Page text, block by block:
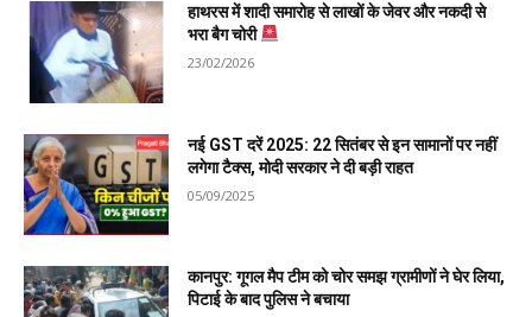
हाथरस में शादी समारोह से लाखों के जेवर और नकदी से
भरा बैग चोरी
23/02/2026
नई GST दरें 2025: 22 सितंबर से इन सामानों पर नहीं
लगेगा टैक्स, मोदी सरकार ने दी बड़ी राहत
05/09/2025
कानपुर: गूगल मैप टीम को चोर समझ ग्रामीणों ने घेर लिया,
पिटाई के बाद पुलिस ने बचाया